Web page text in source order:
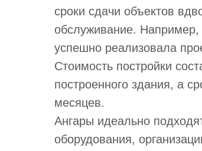
сроки сдачи объектов
обслуживание. Например,
успешно реализовала
Стоимость постройки
построенного здания, а
месяцев.
Ангары идеально
оборудования,